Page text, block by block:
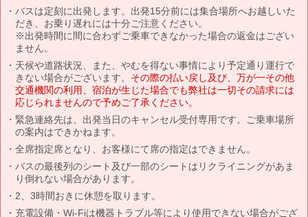
バスは定刻に出発します。出発15分前には集合場所へお越しいた
だき、お乗り遅れには十分ご注意ください。
※出発時間に間に合わずご乗車できなかった場合の返金はござい
ません。
天候や道路状況、また、やむを得ない事情により予定通り運行で
きない場合がございます。 その際の払い戻し及び、万が一その他
交通機関の利用、宿泊が生じた場合でも弊社は一切その請求には
応じられませんので予めご了承ください。
緊急連絡先は、出発当日のキャンセル受付専用です。ご乗車場所
の案内はできかねます。
全席指定席となり、お客様にて席の指定はできません。
バスの最後列のシート及び一部のシートはリクライニングがあま
り倒れない場合があります。
2、3時間おきに休憩を取ります。
充電設備・Wi-Fiは機器トラブル等により使用できない場合がござ